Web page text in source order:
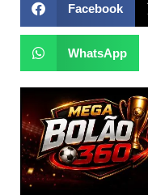
Facebook
WhatsApp